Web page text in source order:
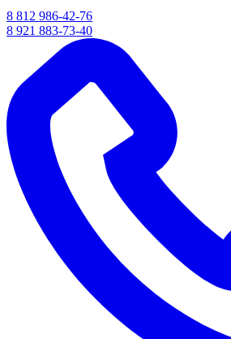
8 812 986-42-76
8 921 883-73-40